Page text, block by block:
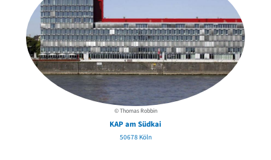
© Thomas Robbin
KAP am Südkai
50678 Köln